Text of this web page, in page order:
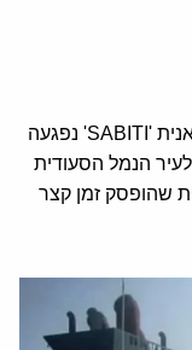
כזכור בחודש אוקטובר, מכלית הנפט האיראנית 'SABITI' נפגעה
הנמל הסעודית
שהופסק זמן קצר